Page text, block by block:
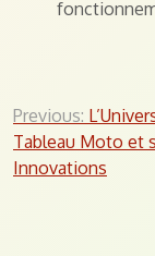
Post
navigation
Previous:
Tableau Moto et
Innovations